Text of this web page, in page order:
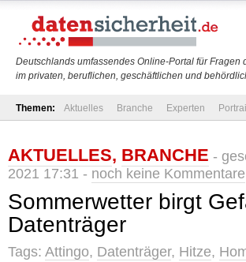
Deutschlands umfassendes Online-Portal für Fragen
im privaten, beruflichen, geschäftlichen und
Themen: Aktuelles Branche Experten
AKTUELLES, BRANCHE -
2021 17:31 - noch keine Kommentare
Sommerwetter birgt
Datenträger
Tags: Attingo, Datenträger, Hitze,